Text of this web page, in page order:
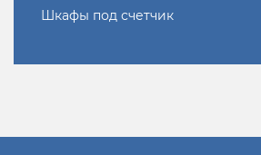
Шкафы под счетчик